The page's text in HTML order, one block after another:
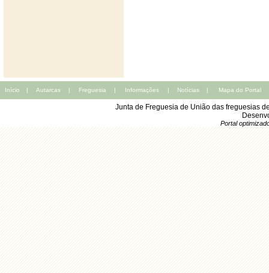
Início | Autarcas | Freguesia | Informações | Notícias | Mapa do Portal
Junta de Freguesia de União das freguesias
Portal